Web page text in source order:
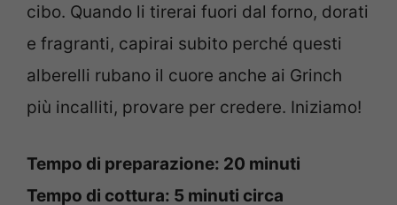
cibo. Quando li tirerai fuori dal forno, dorati
e fragranti, capirai subito perché questi
alberelli rubano il cuore anche ai Grinch
più incalliti, provare per credere. Iniziamo!
Tempo di preparazione: 20 minuti
Tempo di cottura: 5 minuti circa